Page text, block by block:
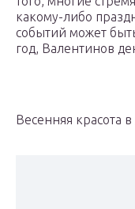
какому-либо
событий может
год, Валентинов
Весенняя красота в